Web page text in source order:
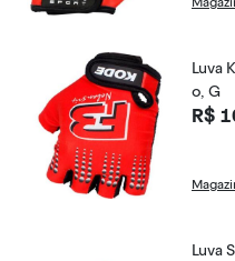
Luva
o, G
R$
Luva